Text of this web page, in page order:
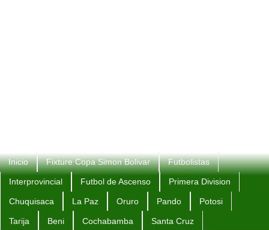
Inicio Fixture Copa Simon Bolivar Futbolistas
Interprovincial Futbol de Ascenso Primera Division
Chuquisaca La Paz Oruro Pando Potosi
Tarija Beni Cochabamba Santa Cruz